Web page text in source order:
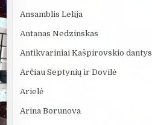
Ansamblis Lelija
Antanas Nedzinskas
Antikvariniai Kašpirovskio dantys
Arčiau Septynių ir Dovilė
Arielė
Arina Borunova